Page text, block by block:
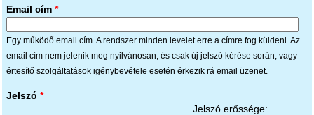
Email cím *
Egy működő email cím. A rendszer minden levelet erre a címre fog küldeni. Az
email cím nem jelenik meg nyilvánosan, és csak új jelszó kérése során, vagy
értesítő szolgáltatások igénybevétele esetén érkezik rá email üzenet.
Jelszó erőssége:
Jelszó *